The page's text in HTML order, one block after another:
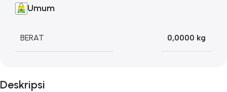
Umum
BERAT 0,0000 kg
Deskripsi